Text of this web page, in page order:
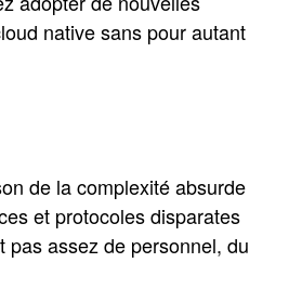
native sans pour autant
de la complexité absurde
et protocoles disparates
assez de personnel, du